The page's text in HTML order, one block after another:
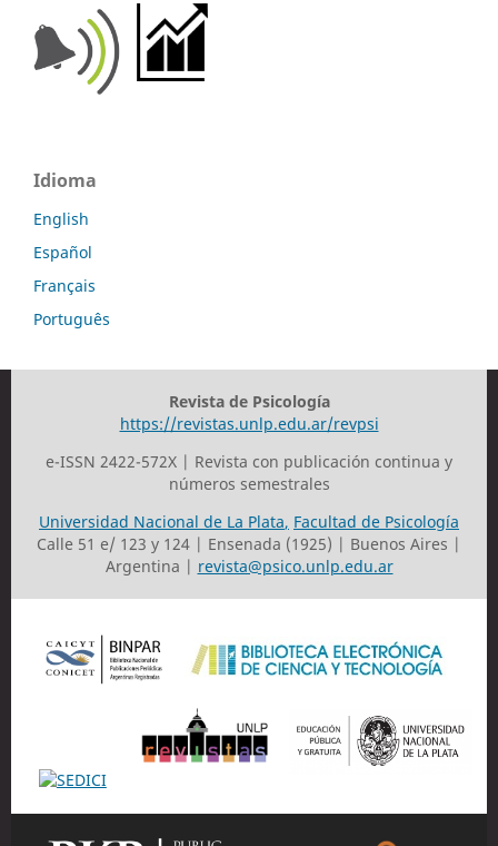
Idioma
English
Español
Français
Português
Revista de Psicología
https://revistas.unlp.edu.ar/revpsi
e-ISSN 2422-572X | Revista con publicación continua y
números semestrales
Universidad Nacional de La Plata, Facultad de Psicología
Calle 51 e/ 123 y 124 | Ensenada (1925) | Buenos Aires |
Argentina | revista@psico.unlp.edu.ar